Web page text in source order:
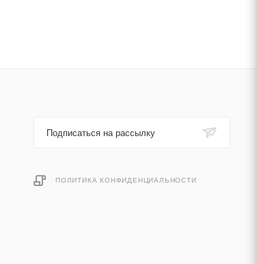
Подписаться на рассылку
ПОЛИТИКА КОНФИДЕНЦИАЛЬНОСТИ